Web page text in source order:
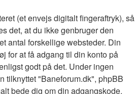
(et envejs digitalt fingeraftryk), så
det, at du ikke genbruger den
antal forskellige websteder. Din
for at få adgang til din konto på
godt på det. Under ingen
tilknyttet "Baneforum.dk", phpBB
bede dig om din adgangskode.